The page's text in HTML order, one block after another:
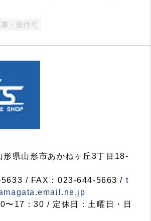
事・取付可
県山形市あかねヶ丘3丁目18-
/ FAX：023-644-5663 / t
〜17：30 / 定休日：土曜日・日